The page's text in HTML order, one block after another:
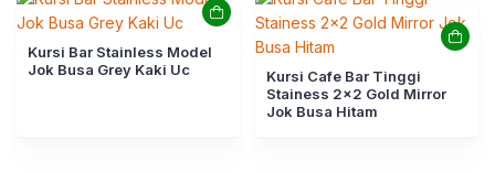
Kursi Bar Stainless Model
Jok Busa Grey Kaki Uc
Kursi Cafe Bar Tinggi
Stainess 2×2 Gold Mirror
Jok Busa Hitam